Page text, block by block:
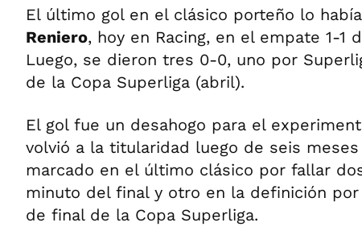
El último gol en el clásico porteño lo
Reniero, hoy en Racing, en el empate 1-1
Luego, se dieron tres 0-0, uno por
de la Copa Superliga (abril).
El gol fue un desahogo para el
volvió a la titularidad luego de seis
marcado en el último clásico por fallar
minuto del final y otro en la definición por
de final de la Copa Superliga.